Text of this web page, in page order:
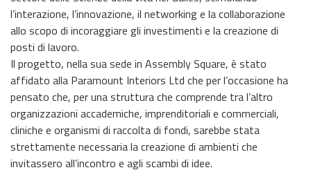
l’interazione, l’innovazione, il networking e la collaborazione
allo scopo di incoraggiare gli investimenti e la creazione di
posti di lavoro.
Il progetto, nella sua sede in Assembly Square, è stato
affidato alla Paramount Interiors Ltd che per l’occasione ha
pensato che, per una struttura che comprende tra l’altro
organizzazioni accademiche, imprenditoriali e commerciali,
cliniche e organismi di raccolta di fondi, sarebbe stata
strettamente necessaria la creazione di ambienti che
invitassero all’incontro e agli scambi di idee.